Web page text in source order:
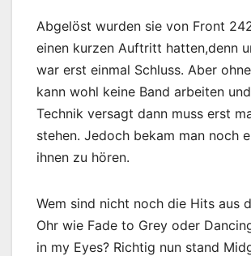
Abgelöst wurden sie von Front
einen kurzen Auftritt hatten,denn
war erst einmal Schluss. Aber
kann wohl keine Band arbeiten
Technik versagt dann muss erst
stehen. Jedoch bekam man noch
ihnen zu hören.
Wem sind nicht noch die Hits aus
Ohr wie Fade to Grey oder
in my Eyes? Richtig nun stand